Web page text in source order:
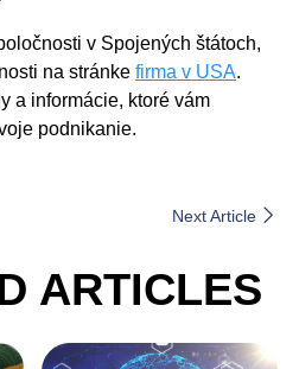
v Spojených štátoch,
na stránke firma v USA.
a informácie, ktoré vám
podnikanie.
Next Article
ARTICLES